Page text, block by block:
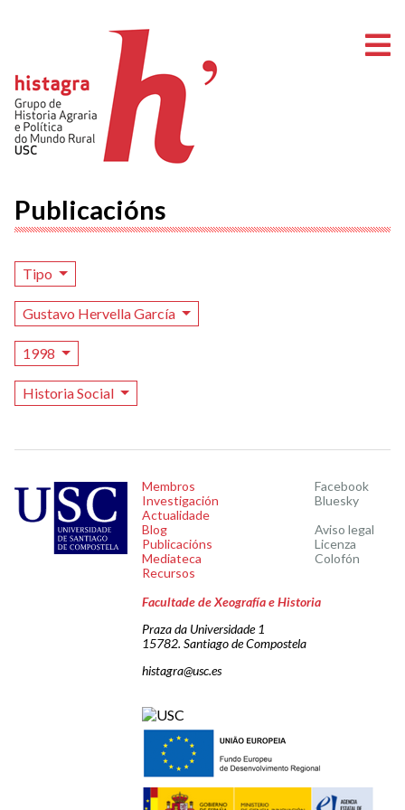
Publicacións
Tipo
Gustavo Hervella García
1998
Historia Social
Membros
Investigación
Actualidade
Blog
Publicacións
Mediateca
Recursos
Facebook
Bluesky
Aviso legal
Licenza
Colofón
Facultade de Xeografía e Historia
Praza da Universidade 1
15782. Santiago de Compostela
histagra@usc.es